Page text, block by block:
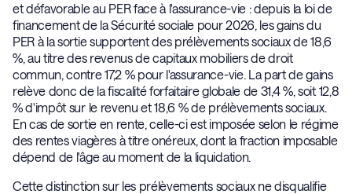
et défavorable au PER face à l'assurance-vie : depuis la loi de
financement de la Sécurité sociale pour 2026, les gains du
PER à la sortie supportent des prélèvements sociaux de 18,6
%, au titre des revenus de capitaux mobiliers de droit
commun, contre 17,2 % pour l'assurance-vie. La part de gains
relève donc de la fiscalité forfaitaire globale de 31,4 %, soit 12,8
% d'impôt sur le revenu et 18,6 % de prélèvements sociaux.
En cas de sortie en rente, celle-ci est imposée selon le régime
des rentes viagères à titre onéreux, dont la fraction imposable
dépend de l'âge au moment de la liquidation.
Cette distinction sur les prélèvements sociaux ne disqualifie